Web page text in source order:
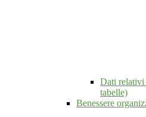
Dati relativi
tabelle)
Benessere